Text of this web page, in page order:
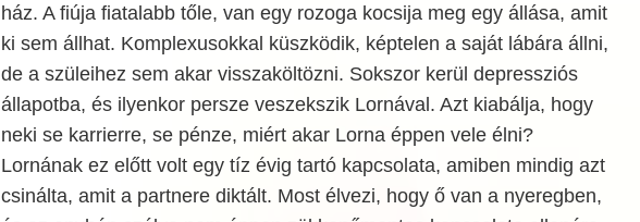
ház. A fiúja fiatalabb tőle, van egy rozoga kocsija meg egy állása, amit
ki sem állhat. Komplexusokkal küszködik, képtelen a saját lábára állni,
de a szüleihez sem akar visszaköltözni. Sokszor kerül depressziós
állapotba, és ilyenkor persze veszekszik Lornával. Azt kiabálja, hogy
neki se karrierre, se pénze, miért akar Lorna éppen vele élni?
Lornának ez előtt volt egy tíz évig tartó kapcsolata, amiben mindig azt
csinálta, amit a partnere diktált. Most élvezi, hogy ő van a nyeregben,